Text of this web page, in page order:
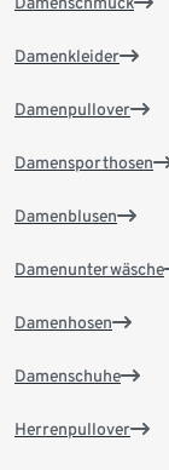
Damenkleider
Damenpullover
Damensporthosen
Damenblusen
Damenunterwäsche
Damenhosen
Damenschuhe
Herrenpullover